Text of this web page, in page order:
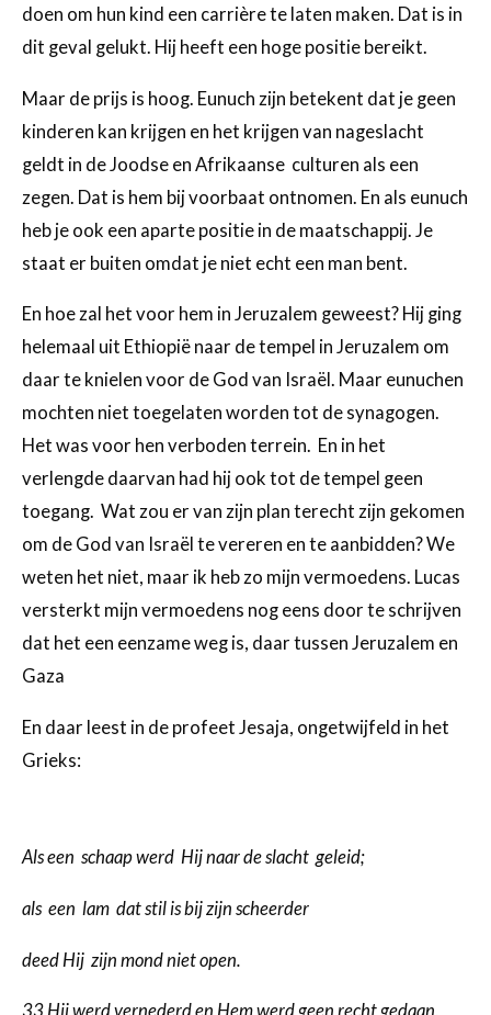
doen om hun kind een carrière te laten maken. Dat is in
dit geval gelukt. Hij heeft een hoge positie bereikt.
Maar de prijs is hoog. Eunuch zijn betekent dat je geen
kinderen kan krijgen en het krijgen van nageslacht
geldt in de Joodse en Afrikaanse culturen als een
zegen. Dat is hem bij voorbaat ontnomen. En als eunuch
heb je ook een aparte positie in de maatschappij. Je
staat er buiten omdat je niet echt een man bent.
En hoe zal het voor hem in Jeruzalem geweest? Hij ging
helemaal uit Ethiopië naar de tempel in Jeruzalem om
daar te knielen voor de God van Israël. Maar eunuchen
mochten niet toegelaten worden tot de synagogen.
Het was voor hen verboden terrein. En in het
verlengde daarvan had hij ook tot de tempel geen
toegang. Wat zou er van zijn plan terecht zijn gekomen
om de God van Israël te vereren en te aanbidden? We
weten het niet, maar ik heb zo mijn vermoedens. Lucas
versterkt mijn vermoedens nog eens door te schrijven
dat het een eenzame weg is, daar tussen Jeruzalem en
Gaza
En daar leest in de profeet Jesaja, ongetwijfeld in het
Grieks:
Als een schaap werd Hij naar de slacht geleid;
als een lam dat stil is bij zijn scheerder
deed Hij zijn mond niet open.